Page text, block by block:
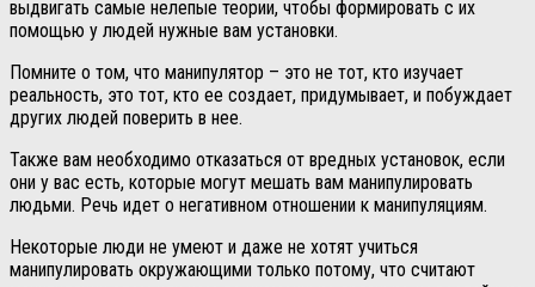
выдвигать самые нелепые теории, чтобы формировать с их
помощью у людей нужные вам установки.
Помните о том, что манипулятор – это не тот, кто изучает
реальность, это тот, кто ее создает, придумывает, и побуждает
других людей поверить в нее.
Также вам необходимо отказаться от вредных установок, если
они у вас есть, которые могут мешать вам манипулировать
людьми. Речь идет о негативном отношении к манипуляциям.
Некоторые люди не умеют и даже не хотят учиться
манипулировать окружающими только потому, что считают